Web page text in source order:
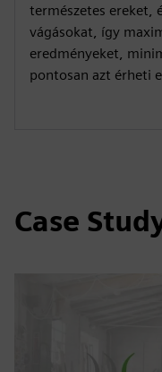
természetes ereket,
vágásokat, így
eredményeket,
pontosan azt érheti
Case